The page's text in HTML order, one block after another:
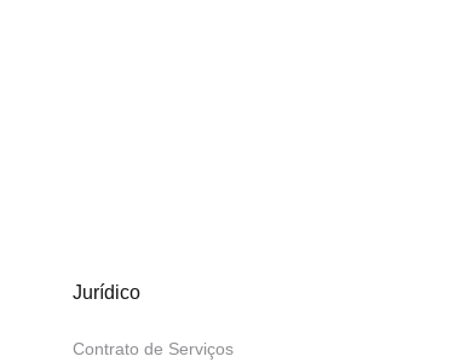
Jurídico
Contrato de Serviços